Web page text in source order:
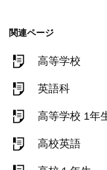
関連ページ
高等学校
英語科
高等学校 1年
高校英語